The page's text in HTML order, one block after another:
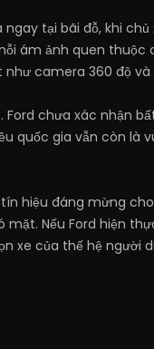
tại bãi đỗ, khi
ám ảnh quen thuộc
camera 360 độ
. Ford chưa xác nhận
quốc gia vẫn còn là
hiệu đáng mừng
Nếu Ford hiện
xe của thế hệ người